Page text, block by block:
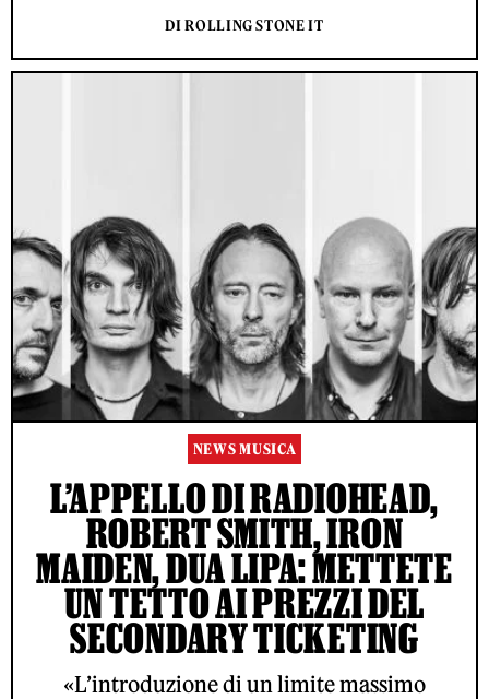
DI ROLLING STONE IT
NEWS MUSICA
L’APPELLO DI RADIOHEAD,
ROBERT SMITH, IRON
MAIDEN, DUA LIPA: METTETE
UN TETTO AI PREZZI DEL
SECONDARY TICKETING
«L’introduzione di un limite massimo